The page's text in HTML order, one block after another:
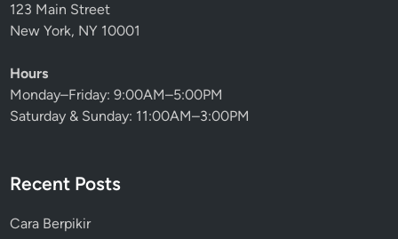
123 Main Street
New York, NY 10001
Hours
Monday–Friday: 9:00AM–5:00PM
Saturday & Sunday: 11:00AM–3:00PM
Recent Posts
Cara Berpikir